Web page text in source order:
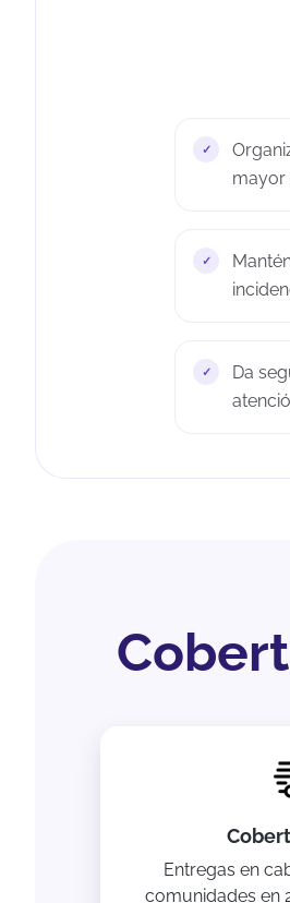
mayor
Da
Entregas en
comunidades en